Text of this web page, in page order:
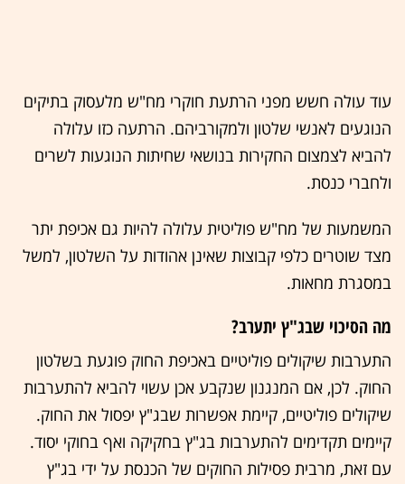
עוד עולה חשש מפני הרתעת חוקרי מח"ש מלעסוק בתיקים
הנוגעים לאנשי שלטון ולמקורביהם. הרתעה כזו עלולה
להביא לצמצום החקירות בנושאי שחיתות הנוגעות לשרים
ולחברי כנסת.
המשמעות של מח"ש פוליטית עלולה להיות גם אכיפת יתר
מצד שוטרים כלפי קבוצות שאינן אהודות על השלטון, למשל
במסגרת מחאות.
מה הסיכוי שבג"ץ יתערב?
התערבות שיקולים פוליטיים באכיפת החוק פוגעת בשלטון
החוק. לכן, אם המנגנון שנקבע אכן עשוי להביא להתערבות
שיקולים פוליטיים, קיימת אפשרות שבג"ץ יפסול את החוק.
קיימים תקדימים להתערבות בג"ץ בחקיקה ואף בחוקי יסוד.
עם זאת, מרבית פסילות החוקים של הכנסת על ידי בג"ץ